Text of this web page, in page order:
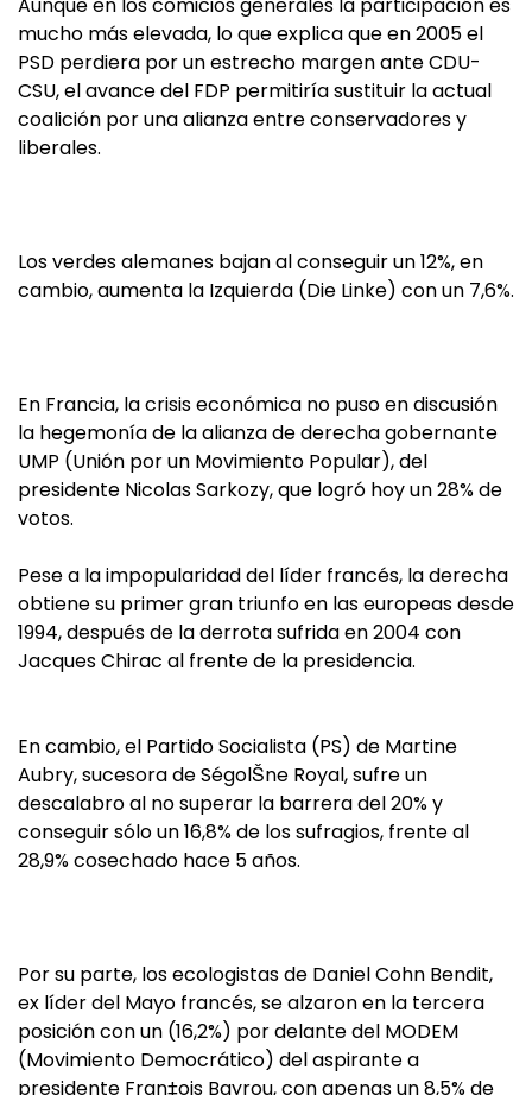
mucho más elevada, lo que explica que en 2005 el
PSD perdiera por un estrecho margen ante CDU-
CSU, el avance del FDP permitiría sustituir la actual
coalición por una alianza entre conservadores y
liberales.
Los verdes alemanes bajan al conseguir un 12%, en
cambio, aumenta la Izquierda (Die Linke) con un 7,6%.
En Francia, la crisis económica no puso en discusión
la hegemonía de la alianza de derecha gobernante
UMP (Unión por un Movimiento Popular), del
presidente Nicolas Sarkozy, que logró hoy un 28% de
votos.
Pese a la impopularidad del líder francés, la derecha
obtiene su primer gran triunfo en las europeas desde
1994, después de la derrota sufrida en 2004 con
Jacques Chirac al frente de la presidencia.
En cambio, el Partido Socialista (PS) de Martine
Aubry, sucesora de SégolŠne Royal, sufre un
descalabro al no superar la barrera del 20% y
conseguir sólo un 16,8% de los sufragios, frente al
28,9% cosechado hace 5 años.
Por su parte, los ecologistas de Daniel Cohn Bendit,
ex líder del Mayo francés, se alzaron en la tercera
posición con un (16,2%) por delante del MODEM
(Movimiento Democrático) del aspirante a
presidente Fran‡ois Bayrou, con apenas un 8,5% de